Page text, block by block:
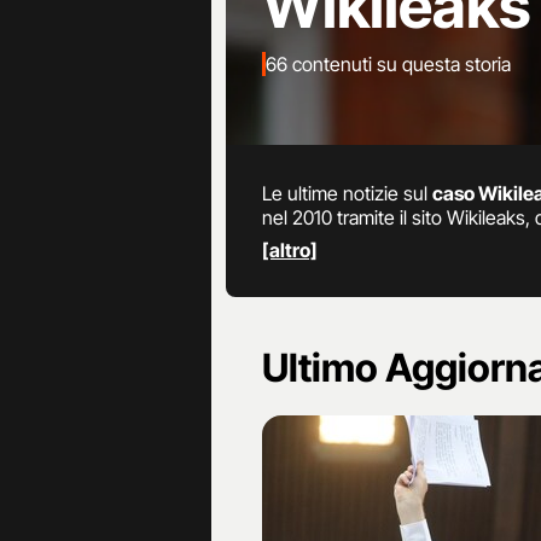
66 contenuti su questa storia
Le ultime notizie sul caso
nel 2010 tramite il sito
ricevuti dalla ex militare
spionaggio, successivamente
[altro]
Ultimo